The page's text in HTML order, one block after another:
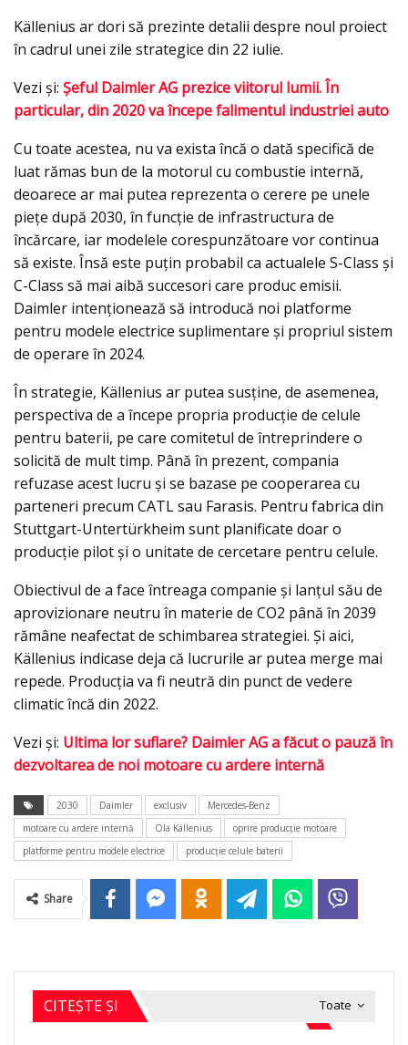
Källenius ar dori să prezinte detalii despre noul proiect
în cadrul unei zile strategice din 22 iulie.
Vezi şi: Şeful Daimler AG prezice viitorul lumii. În
particular, din 2020 va începe falimentul industriei auto
Cu toate acestea, nu va exista încă o dată specifică de
luat rămas bun de la motorul cu combustie internă,
deoarece ar mai putea reprezenta o cerere pe unele
piețe după 2030, în funcție de infrastructura de
încărcare, iar modelele corespunzătoare vor continua
să existe. Însă este puțin probabil ca actualele S-Class şi
C-Class să mai aibă succesori care produc emisii.
Daimler intenționează să introducă noi platforme
pentru modele electrice suplimentare și propriul sistem
de operare în 2024.
În strategie, Källenius ar putea susține, de asemenea,
perspectiva de a începe propria producție de celule
pentru baterii, pe care comitetul de întreprindere o
solicită de mult timp. Până în prezent, compania
refuzase acest lucru și se bazase pe cooperarea cu
parteneri precum CATL sau Farasis. Pentru fabrica din
Stuttgart-Untertürkheim sunt planificate doar o
producție pilot și o unitate de cercetare pentru celule.
Obiectivul de a face întreaga companie și lanțul său de
aprovizionare neutru în materie de CO2 până în 2039
rămâne neafectat de schimbarea strategiei. Și aici,
Källenius indicase deja că lucrurile ar putea merge mai
repede. Producția va fi neutră din punct de vedere
climatic încă din 2022.
Vezi şi: Ultima lor suflare? Daimler AG a făcut o pauză în
dezvoltarea de noi motoare cu ardere internă
2030 Daimler exclusiv
Mercedes-Benz
motoare cu ardere internă
Ola Källenius
oprire producţie motoare
platforme pentru modele electrice
producţie celule baterii
Share
Toate
CITEȘTE ȘI